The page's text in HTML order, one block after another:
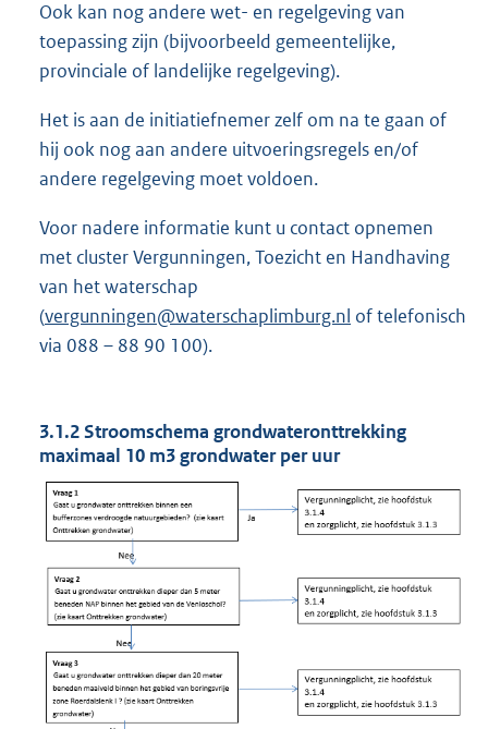
Ook kan nog andere wet- en regelgeving van
toepassing zijn (bijvoorbeeld gemeentelijke,
provinciale of landelijke regelgeving).
Het is aan de initiatiefnemer zelf om na te gaan of
hij ook nog aan andere uitvoeringsregels en/of
andere regelgeving moet voldoen.
Voor nadere informatie kunt u contact opnemen
met cluster Vergunningen, Toezicht en Handhaving
van het waterschap
(vergunningen@waterschaplimburg.nl of telefonisch
via 088 – 88 90 100).
3.1.2 Stroomschema grondwateronttrekking
maximaal 10 m3 grondwater per uur